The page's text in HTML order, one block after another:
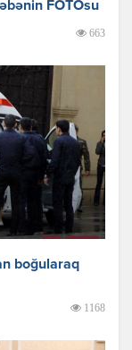
FOTOsu
663
boğularaq
1168